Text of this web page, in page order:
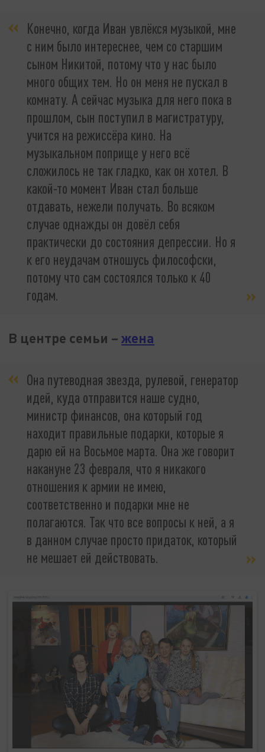
Конечно, когда Иван увлёкся музыкой, мне
с ним было интереснее, чем со старшим
сыном Никитой, потому что у нас было
много общих тем. Но он меня не пускал в
комнату. А сейчас музыка для него пока в
прошлом, сын поступил в магистратуру,
учится на режиссёра кино. На
музыкальном поприще у него всё
сложилось не так гладко, как он хотел. В
какой-то момент Иван стал больше
отдавать, нежели получать. Во всяком
случае однажды он довёл себя
практически до состояния депрессии. Но я
к его неудачам отношусь философски,
потому что сам состоялся только к 40
годам.
В центре семьи –жена
Она путеводная звезда, рулевой, генератор
идей, куда отправится наше судно,
министр финансов, она который год
находит правильные подарки, которые я
дарю ей на Восьмое марта. Она же говорит
накануне 23 февраля, что я никакого
отношения к армии не имею,
соответственно и подарки мне не
полагаются. Так что все вопросы к ней, а я
в данном случае просто придаток, который
не мешает ей действовать.